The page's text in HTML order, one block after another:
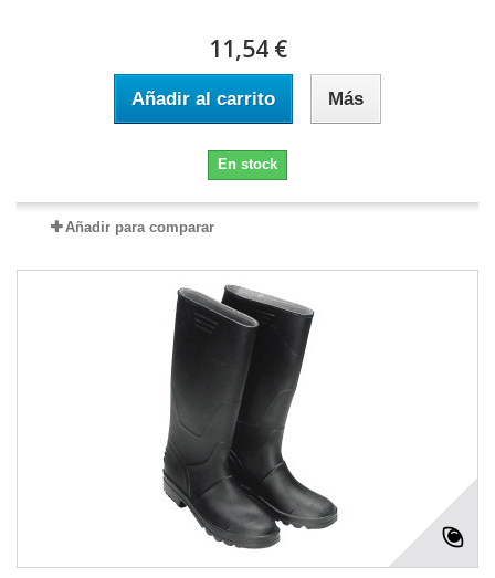
11,54 €
Añadir al carrito Más
En stock
Añadir para comparar